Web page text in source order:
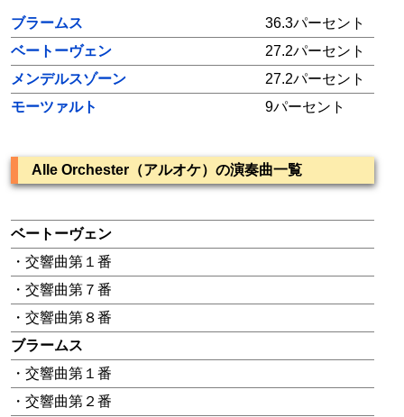
ブラームス
36.3パーセント
ベートーヴェン
27.2パーセント
メンデルスゾーン
27.2パーセント
モーツァルト
9パーセント
Alle Orchester（アルオケ）の演奏曲一覧
ベートーヴェン
・交響曲第１番
・交響曲第７番
・交響曲第８番
ブラームス
・交響曲第１番
・交響曲第２番